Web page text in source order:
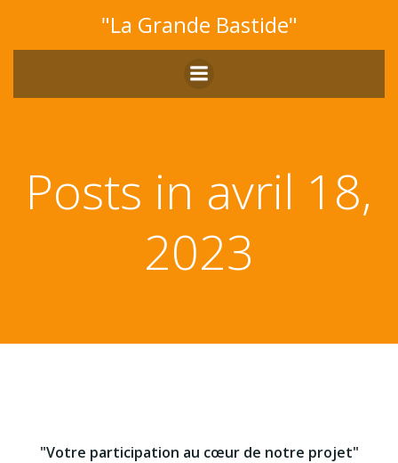
au
contenu
"La Grande Bastide"
Posts in avril 18,
2023
"Votre participation au cœur de notre projet"